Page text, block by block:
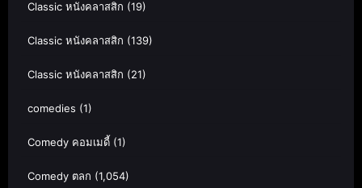
Classic หนังคลาสสิก (19)
Classic หนังคลาสสิก (139)
Classic หนังคลาสสิก (21)
comedies (1)
Comedy คอมเมดี้ (1)
Comedy ตลก (1,054)